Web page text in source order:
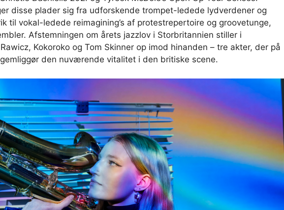
disse plader sig fra udforskende trompet-ledede lydverdener og
til vokal-ledede reimagining’s af protestrepertoire og groovetunge,
Afstemningen om årets jazzlov i Storbritannien stiller i
Kokoroko og Tom Skinner op imod hinanden – tre akter, der på
den nuværende vitalitet i den britiske scene.